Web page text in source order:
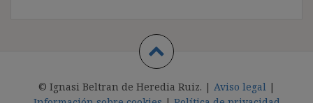
© Ignasi Beltran de Heredia Ruiz. | Aviso legal |